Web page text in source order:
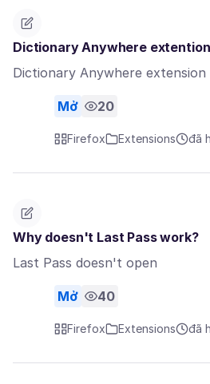
Dictionary Anywhere
Dictionary Anywhere
Mở 20
Firefox Extensions đã
Why doesn't Last Pass work?
Last Pass doesn't open
Mở 40
Firefox Extensions đã